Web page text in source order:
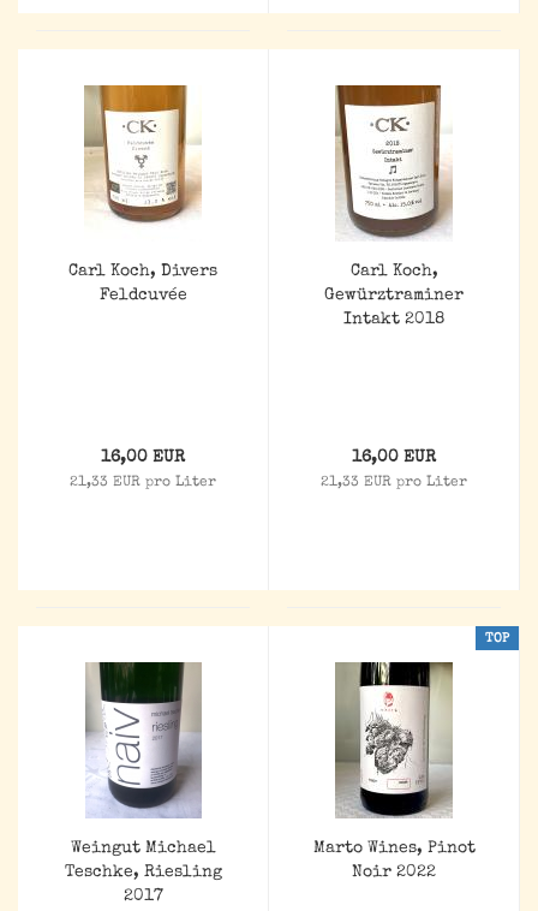
Carl Koch, Divers
Feldcuvée
16,00 EUR
21,33 EUR pro Liter
Carl Koch,
Gewürztraminer
Intakt 2018
16,00 EUR
21,33 EUR pro Liter
Weingut Michael
Teschke, Riesling
2017
TOP
Marto Wines, Pinot
Noir 2022